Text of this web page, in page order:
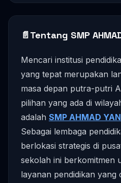
📄Tentang SMP
Mencari institusi
yang tepat merupakan
masa depan putra-putri
pilihan yang ada di
adalah SMP AHMAD
Sebagai lembaga
berlokasi strategis di
sekolah ini berkomitmen
layanan pendidikan yang